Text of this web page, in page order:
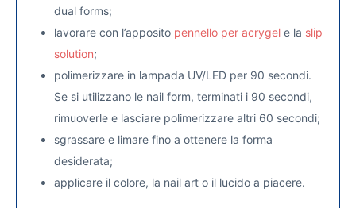
dual forms;
lavorare con l’apposito pennello per acrygel e la slip
solution;
polimerizzare in lampada UV/LED per 90 secondi.
Se si utilizzano le nail form, terminati i 90 secondi,
rimuoverle e lasciare polimerizzare altri 60 secondi;
sgrassare e limare fino a ottenere la forma
desiderata;
applicare il colore, la nail art o il lucido a piacere.